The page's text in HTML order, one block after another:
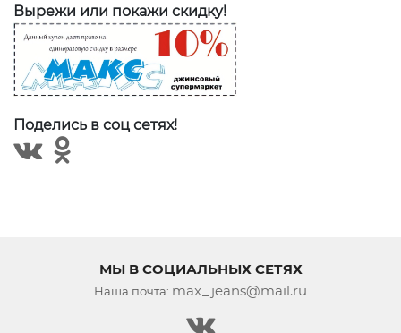
Вырежи или покажи скидку!
Поделись в соц сетях!
МЫ В СОЦИАЛЬНЫХ СЕТЯХ
Наша почта: max_jeans@mail.ru